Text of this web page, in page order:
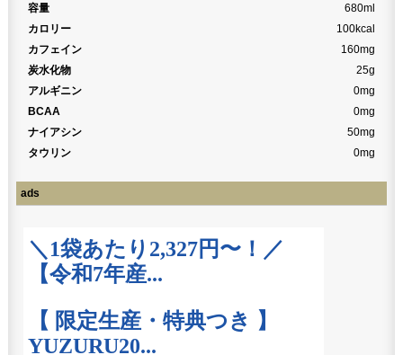
容量
680ml
カロリー
100kcal
カフェイン
160mg
炭水化物
25g
アルギニン
0mg
BCAA
0mg
ナイアシン
50mg
タウリン
0mg
ads